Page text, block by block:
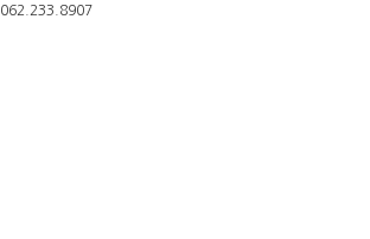
062.233.8907